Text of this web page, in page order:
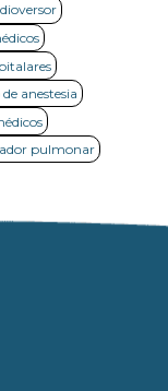
anestesia
pulmonar